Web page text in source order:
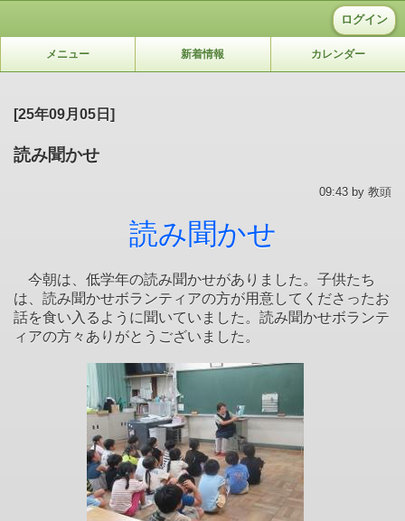
ログイン
メニュー 新着情報 カレンダー
[25年09月05日]
読み聞かせ
09:43 by 教頭
読み聞かせ
今朝は、低学年の読み聞かせがありました。子供たち
は、読み聞かせボランティアの方が用意してくださったお
話を食い入るように聞いていました。読み聞かせボランテ
ィアの方々ありがとうございました。